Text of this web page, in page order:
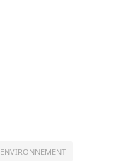
ENVIRONNEMENT